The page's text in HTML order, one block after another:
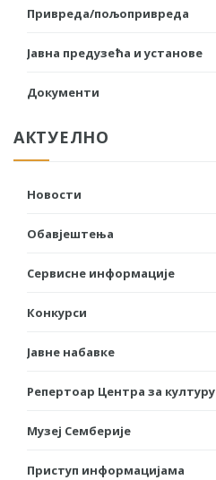
Привреда/пољопривреда
Јавна предузећа и установе
Документи
АКТУЕЛНО
Новости
Обавјештења
Сервисне информације
Конкурси
Јавне набавке
Репертоар Центра за
Музеј Семберије
Приступ информацијама